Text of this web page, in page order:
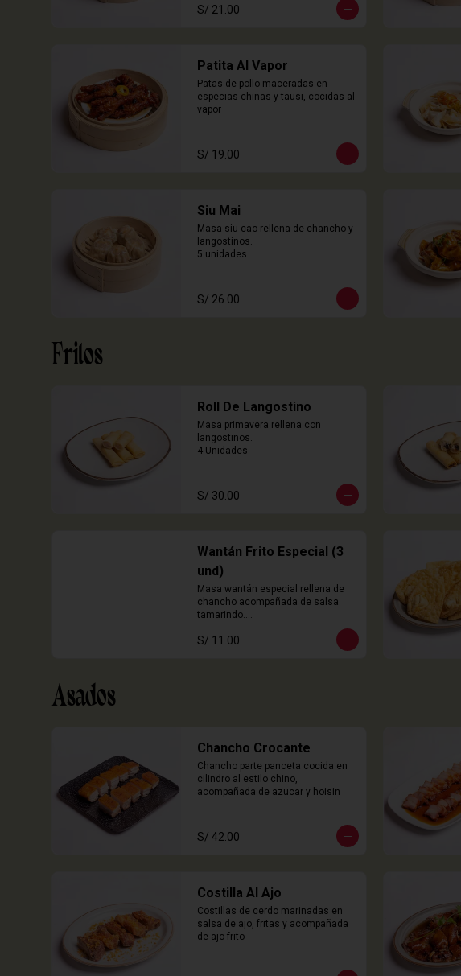
S/ 21.00
Patita Al Vapor
Patas de pollo maceradas en
especias chinas y tausi, cocidas al
vapor
S/ 19.00
Siu Mai
Masa siu cao rellena de chancho y
langostinos.
5 unidades
S/ 26.00
Fritos
Roll De Langostino
Masa primavera rellena con
langostinos.
4 Unidades
S/ 30.00
Wantán Frito Especial (3
und)
Masa wantán especial rellena de
chancho acompañada de salsa
tamarindo.
S/ 11.00
Asados
Chancho Crocante
Chancho parte panceta cocida en
cilindro al estilo chino,
acompañada de azucar y hoisin
S/ 42.00
Costilla Al Ajo
Costillas de cerdo marinadas en
salsa de ajo, fritas y acompañada
de ajo frito